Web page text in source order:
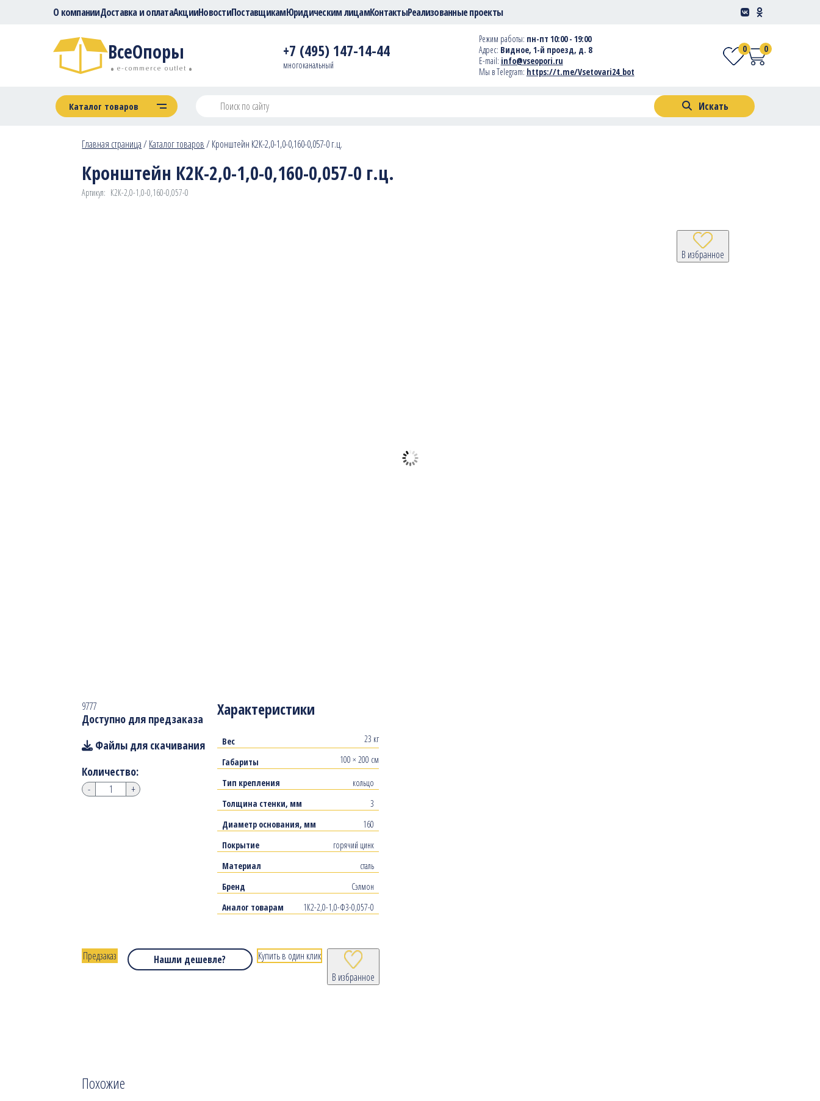
О компанииДоставка и оплатаАкцииНовостиПоставщикамЮридическим лицамКонтактыРеализованные проекты
ВсеОпоры
e-commerce outlet
+7 (495) 147-14-44
многоканальный
Режим работы: пн-пт 10:00 - 19:00
Адрес: Видное, 1-й проезд, д. 8
E-mail: info@vseopori.ru
Мы в Telegram: https://t.me/Vsetovari24_bot
0
0
Каталог товаров Искать
Главная страница/Каталог товаров/Кронштейн К2К-2,0-1,0-0,160-0,057-0 г.ц.
Кронштейн К2К-2,0-1,0-0,160-0,057-0 г.ц.
Артикул: К2К-2,0-1,0-0,160-0,057-0
В избранное
Характеристики
Вес
23 кг
Габариты
100 × 200 см
Тип крепления
кольцо
Толщина стенки, мм
3
Диаметр основания, мм
160
Покрытие
горячий цинк
Материал
сталь
Бренд
Сэлмон
Аналог товарам
1К2-2,0-1,0-Ф3-0,057-0
9777
Доступно для предзаказа
Файлы для скачивания
Количество:
- +
Нашли дешевле?
В избранное
Предзаказ Купить в один клик
Похожие